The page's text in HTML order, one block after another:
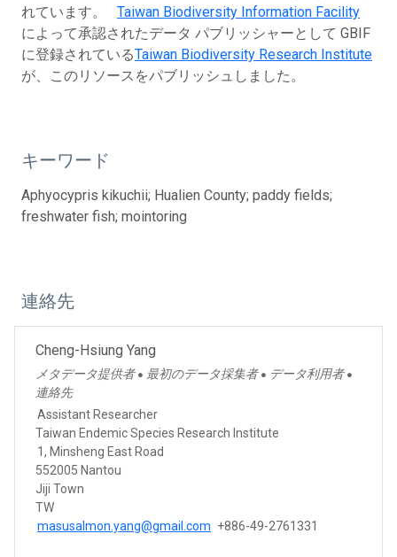
れています。 Taiwan Biodiversity Information Facility
によって承認されたデータ パブリッシャーとして GBIF
に登録されているTaiwan Biodiversity Research Institute
が、このリソースをパブリッシュしました。
キーワード
Aphyocypris kikuchii; Hualien County; paddy fields;
freshwater fish; mointoring
連絡先
Cheng-Hsiung Yang
メタデータ提供者 ● 最初のデータ採集者 ● データ利用者 ●
連絡先
Assistant Researcher
Taiwan Endemic Species Research Institute
1, Minsheng East Road
552005 Nantou
Jiji Town
TW
masusalmon.yang@gmail.com +886-49-2761331